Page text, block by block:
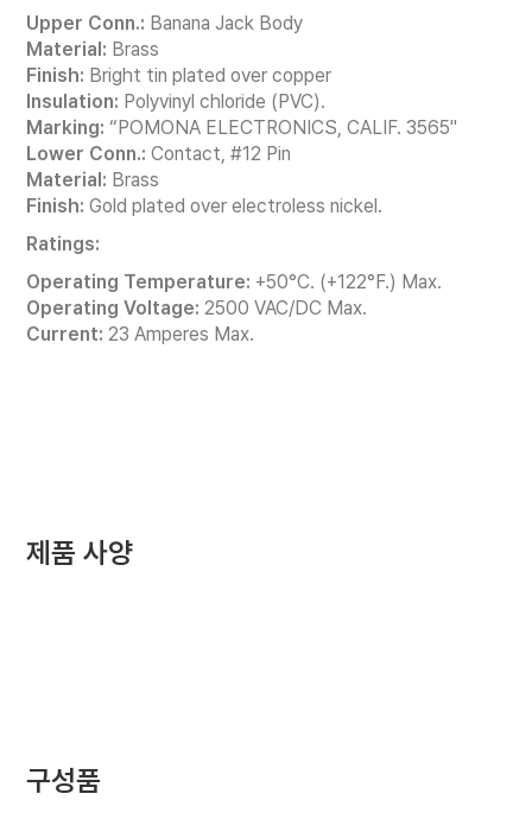
Upper Conn.: Banana Jack Body
Material: Brass
Finish: Bright tin plated over copper
Insulation: Polyvinyl chloride (PVC).
Marking: “POMONA ELECTRONICS, CALIF. 3565"
Lower Conn.: Contact, #12 Pin
Material: Brass
Finish: Gold plated over electroless nickel.
Ratings:
Operating Temperature: +50°C. (+122°F.) Max.
Operating Voltage: 2500 VAC/DC Max.
Current: 23 Amperes Max.
제품 사양
구성품